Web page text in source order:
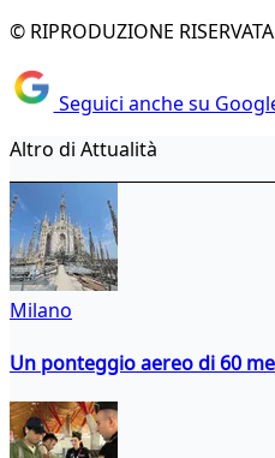
© RIPRODUZIONE RISERVATA
Seguici anche su
Altro di Attualità
Milano
Un ponteggio aereo di 60